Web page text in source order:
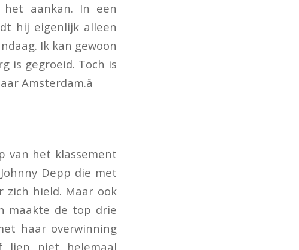
aankan. In een
hij eigenlijk alleen
Ik kan gewoon
is gegroeid. Toch is
Amsterdam.â
van het klassement
Depp die met
zich hield. Maar ook
maakte de top drie
haar overwinning
liep niet helemaal